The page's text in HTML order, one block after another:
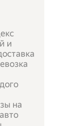
и
на